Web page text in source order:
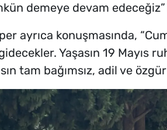
demeye devam
ayrıca konuşmasında,
Yaşasın 19 Mayıs
tam bağımsız, adil ve